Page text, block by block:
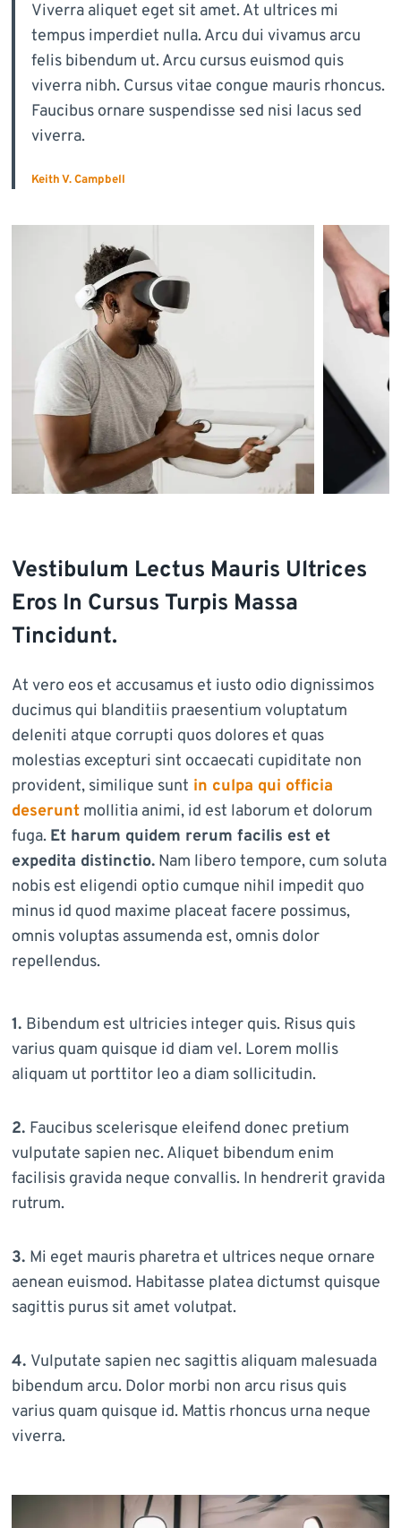
Viverra aliquet eget sit amet. At ultrices mi
tempus imperdiet nulla. Arcu dui vivamus arcu
felis bibendum ut. Arcu cursus euismod quis
viverra nibh. Cursus vitae congue mauris rhoncus.
Faucibus ornare suspendisse sed nisi lacus sed
viverra.
Keith V. Campbell
Vestibulum Lectus Mauris Ultrices
Eros In Cursus Turpis Massa
Tincidunt.
At vero eos et accusamus et iusto odio dignissimos
ducimus qui blanditiis praesentium voluptatum
deleniti atque corrupti quos dolores et quas
molestias excepturi sint occaecati cupiditate non
provident, similique sunt in culpa qui officia
deseruntmollitia animi, id est laborum et dolorum
fuga. Et harum quidem rerum facilis est et
expedita distinctio.Nam libero tempore, cum soluta
nobis est eligendi optio cumque nihil impedit quo
minus id quod maxime placeat facere possimus,
omnis voluptas assumenda est, omnis dolor
repellendus.
1. Bibendum est ultricies integer quis. Risus quis
varius quam quisque id diam vel. Lorem mollis
aliquam ut porttitor leo a diam sollicitudin.
2. Faucibus scelerisque eleifend donec pretium
vulputate sapien nec. Aliquet bibendum enim
facilisis gravida neque convallis. In hendrerit gravida
rutrum.
3. Mi eget mauris pharetra et ultrices neque ornare
aenean euismod. Habitasse platea dictumst quisque
sagittis purus sit amet volutpat.
4. Vulputate sapien nec sagittis aliquam malesuada
bibendum arcu. Dolor morbi non arcu risus quis
varius quam quisque id. Mattis rhoncus urna neque
viverra.